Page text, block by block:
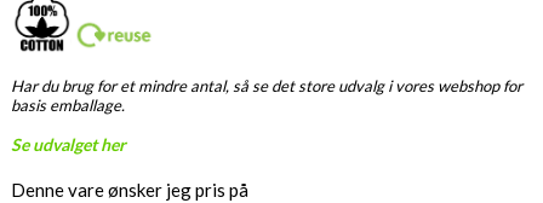
Har du brug for et mindre antal, så se det store udvalg i vores webshop for
basis emballage.
Se udvalget her
Denne vare ønsker jeg pris på